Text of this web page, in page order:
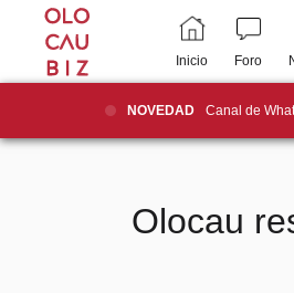
Inicio Foro
NOVEDAD Canal de
Olocau